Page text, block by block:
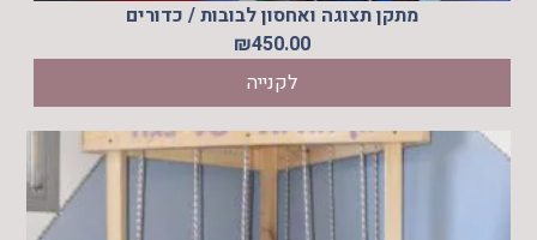
מתקן תצוגה ואחסון לבובות / כדורים
₪450.00
לקנייה